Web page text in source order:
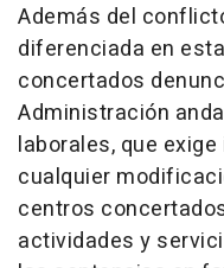
Además del
diferenciada en
concertados
Administración
laborales, que
cualquier
centros
actividades y